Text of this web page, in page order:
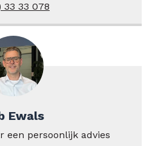
33 33 078
Ewals
een persoonlijk advies